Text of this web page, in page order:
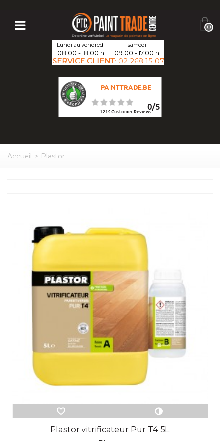
0
Lundi au vendredi
08.00 - 18.00 h
samedi
09.00 - 17.00 h
SERVICE CLIENT: 02 268 15 07
PAINTTRADE.BE
0/5
1219Customer Reviews
Accueil > Plastor
Plastor vitrificateur Pur T4 5L